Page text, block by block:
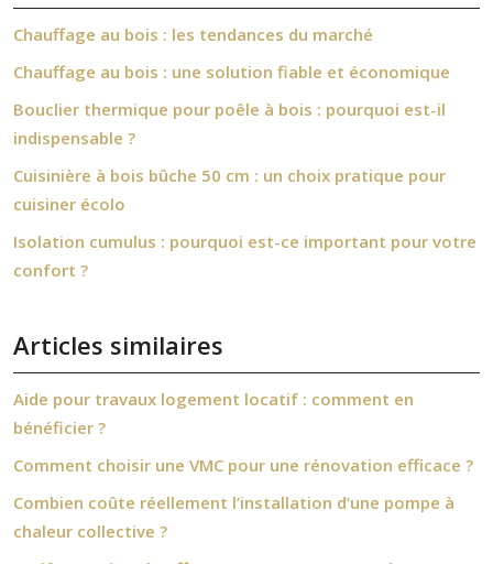
Chauffage au bois : les tendances du marché
Chauffage au bois : une solution fiable et économique
Bouclier thermique pour poêle à bois : pourquoi est-il
indispensable ?
Cuisinière à bois bûche 50 cm : un choix pratique pour
cuisiner écolo
Isolation cumulus : pourquoi est-ce important pour votre
confort ?
Articles similaires
Aide pour travaux logement locatif : comment en
bénéficier ?
Comment choisir une VMC pour une rénovation efficace ?
Combien coûte réellement l’installation d’une pompe à
chaleur collective ?